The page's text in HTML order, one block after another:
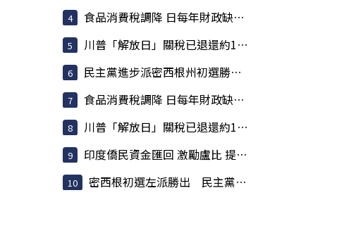
食品消費稅調降 日每年財政缺口估317億美元
川普「解放日」關稅已退還約1000億美元 占已收稅6成
民主黨進步派密西根州初選勝出 挾「左轉」聲勢挑戰建制派
食品消費稅調降 日每年財政缺口估317億美元
川普「解放日」關稅已退還約1000億美元 占已收稅6成
印度僑民資金匯回 激勵盧比 提振匯率大有助益
密西根初選左派勝出 民主黨焦慮升高